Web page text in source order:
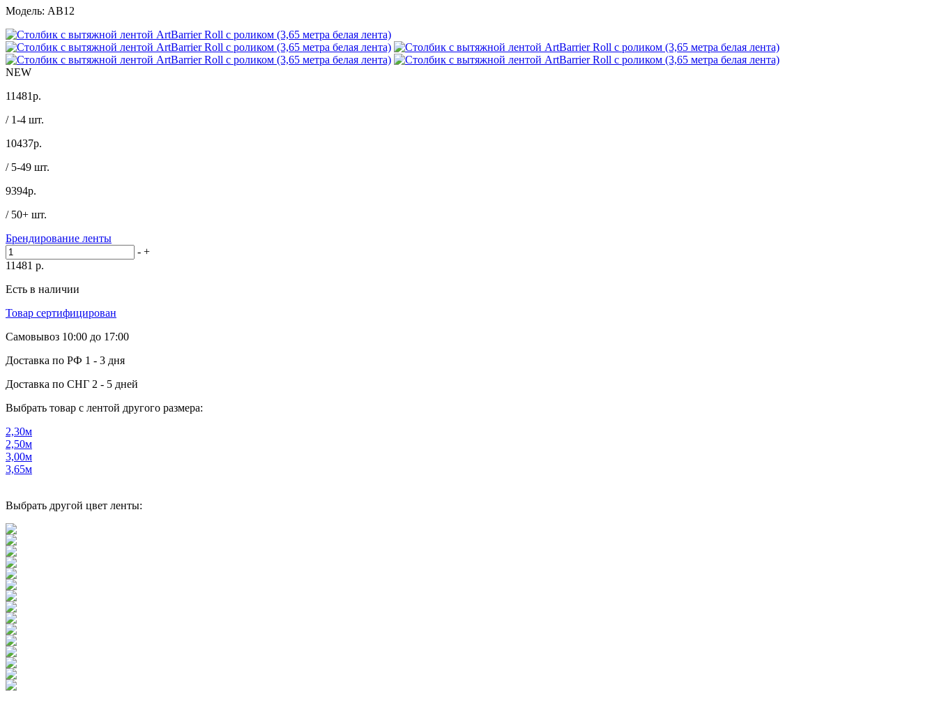
Модель: АВ12
NEW
11481р.
/ 1-4 шт.
10437р.
/ 5-49 шт.
9394р.
/ 50+ шт.
Брендирование ленты
- +
11481 р.
Есть в наличии
Товар сертифицирован
Самовывоз 10:00 до 17:00
Доставка по РФ 1 - 3 дня
Доставка по СНГ 2 - 5 дней
Выбрать товар с лентой другого размера:
2,30м
2,50м
3,00м
3,65м
Выбрать другой цвет ленты: